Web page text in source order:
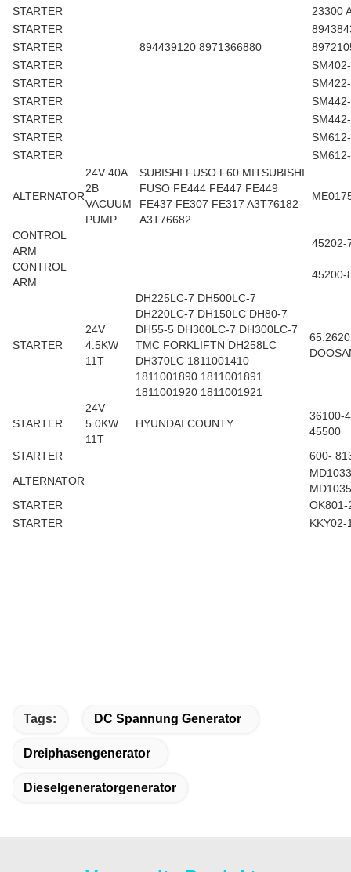
STARTER
23300
STARTER
STARTER
894439120 8971366880
STARTER
STARTER
STARTER
STARTER
STARTER
STARTER
ALTERNATOR
24V 40A
2B
VACUUM
PUMP
SUBISHI FUSO F60 MITSUBISHI
FUSO FE444 FE447 FE449
FE437 FE307 FE317 A3T76182
A3T76682
CONTROL
ARM
45202-
CONTROL
ARM
45200-
STARTER
24V
4.5KW
11T
DH225LC-7 DH500LC-7
DH220LC-7 DH150LC DH80-7
DH55-5 DH300LC-7 DH300LC-7
TMC FORKLIFTN DH258LC
DH370LC 1811001410
1811001890 1811001891
1811001920 1811001921
STARTER
24V
5.0KW
11T
HYUNDAI COUNTY
36100-
45500
STARTER
600-
ALTERNATOR
STARTER
OK801-
STARTER
KKY02-
Tags: DC Spannung Generator
Dreiphasengenerator
Dieselgeneratorgenerator